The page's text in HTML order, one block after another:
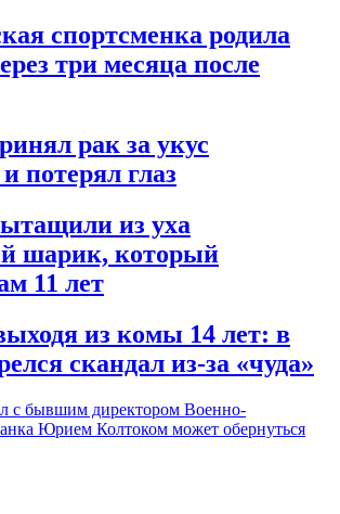
спортсменка родила
три месяца после
рак за укус
потерял глаз
из уха
шарик, который
11 лет
из комы 14 лет: в
скандал из-за «чуда»
с бывшим директором Военно-
Юрием Колтоком может обернуться